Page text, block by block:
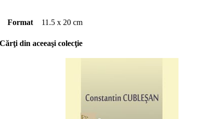
Format 11.5 x 20 cm
Cărţi din aceeaşi colecţie